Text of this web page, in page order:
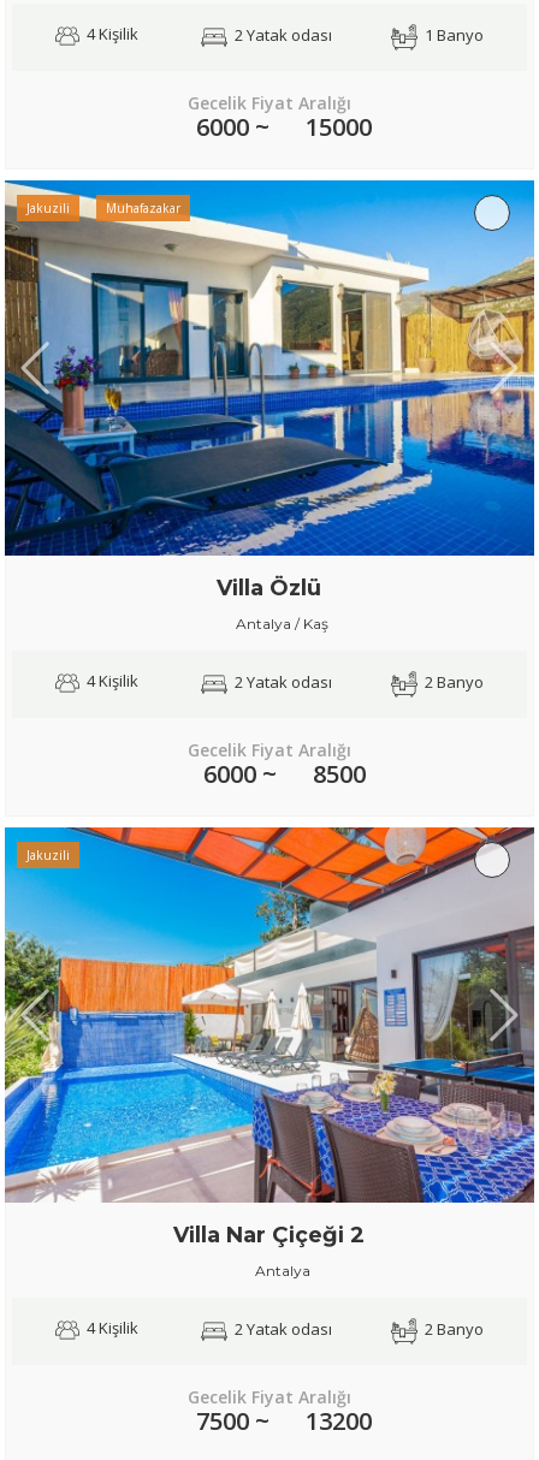
4 Kişilik 2 Yatak odası 1 Banyo
Gecelik Fiyat Aralığı
6000 ~ 15000
Jakuzili Muhafazakar
Villa Özlü
Antalya / Kaş
4 Kişilik 2 Yatak odası 2 Banyo
Gecelik Fiyat Aralığı
6000 ~ 8500
Jakuzili
Villa Nar Çiçeği 2
Antalya
4 Kişilik 2 Yatak odası 2 Banyo
Gecelik Fiyat Aralığı
7500 ~ 13200